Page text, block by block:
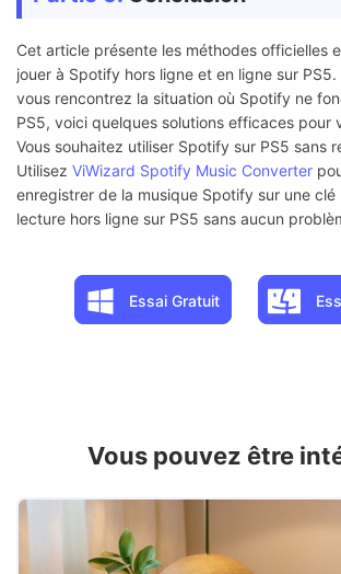
Cet article présente les méthodes officielles
jouer à Spotify hors ligne et en ligne sur
vous rencontrez la situation où Spotify ne
PS5, voici quelques solutions efficaces pour
Vous souhaitez utiliser Spotify sur PS5 sans
Utilisez ViWizard Spotify Music Converter
enregistrer de la musique Spotify sur une clé
lecture hors ligne sur PS5 sans aucun
Essai Gratuit
Vous pouvez être